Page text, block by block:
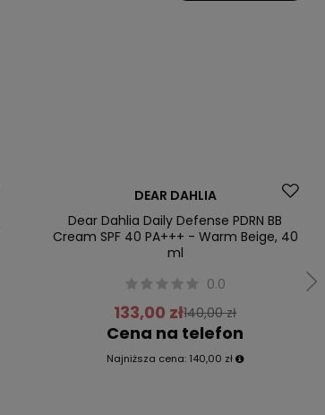
DEAR DAHLIA
Dear Dahlia Daily Defense PDRN BB
Cream SPF 40 PA+++ - Warm Beige, 40
ml
0.0
133,00 zł140,00 zł
Cena na telefon
Najniższa cena: 140,00 zł